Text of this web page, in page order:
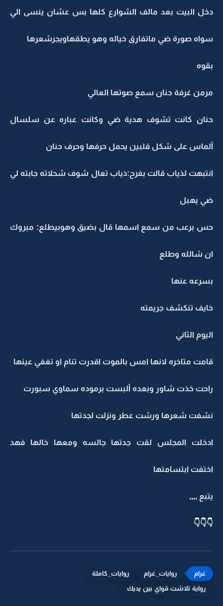
دخل البيت بعد مالف الشوارع كلها بس عشان ينسى الي
سواه صورة ضي ماتفارق خياله وهو يطقهاويجرشعرها
بقوه
مرمن غرفة حنان سمع صوتها العالي
حنان كانت تشوف هدية ضي وكانت عباره عن سلسال
ألماس على شكل قلبين يحمل حرفها وحرف حنان
انتبهت لذياب قالت بفرح:ذياب تعال شوف شحلاته جابته لي
ضي يهبل
حس برعب من سمع اسمها قال بضيق وهوبيطلع: مبروك
ان شالله وطلع
بسرعه عنها
خايف تنكشف جريمته
اليوم الثاني
قامت متاخره لانها امس بالموت اقدرت تنام او تغفي عينها
راحت خذت شاور وبعده ألبست برموده سماوي سبورت
نشفت شعرها ورشت عطر ونزلت لجدتها
ادخلت المجلس لقت جدتها جالسه ومعها خالها فهد
اختفت ابتسامتها
يتبع ,,,,
👇👇👇
روايات_غرام
روايات_كاملة
رواية تلاشت قواي بين يديك